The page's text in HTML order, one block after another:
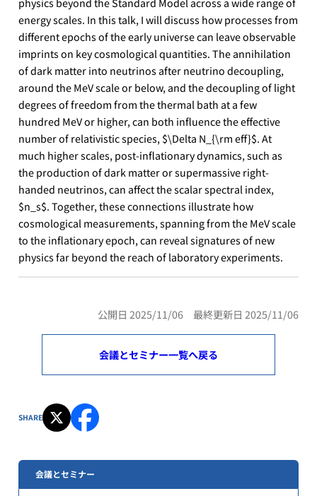
energy scales. In this talk, I will discuss how processes from
different epochs of the early universe can leave observable
imprints on key cosmological quantities. The annihilation
of dark matter into neutrinos after neutrino decoupling,
around the MeV scale or below, and the decoupling of light
degrees of freedom from the thermal bath at a few
hundred MeV or higher, can both influence the effective
number of relativistic species, $\Delta N_{\rm eff}$. At
much higher scales, post-inflationary dynamics, such as
the production of dark matter or supermassive right-
handed neutrinos, can affect the scalar spectral index,
$n_s$. Together, these connections illustrate how
cosmological measurements, spanning from the MeV scale
to the inflationary epoch, can reveal signatures of new
physics far beyond the reach of laboratory experiments.
公開日 2025/11/06 最終更新日 2025/11/06
会議とセミナー一覧へ戻る
SHARE
会議とセミナー